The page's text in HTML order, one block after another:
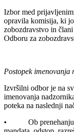
Izbor med
opravila komisija, ki
zobozdravstvo in
Odboru za
Postopek imenovanja
Izvršilni odbor je na
imenovanja
poteka na naslednji
• Ob prenehanju